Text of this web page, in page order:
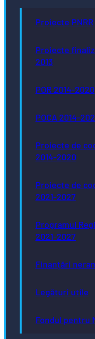
Proiecte PNRR
Proiecte
2013
POR 2014-2020
POCA 2014-
Proiecte de
2014-2020
Proiecte de
2021-2027
Programul
2021-2027
Finanțări
Legături utile
Fondul pentru